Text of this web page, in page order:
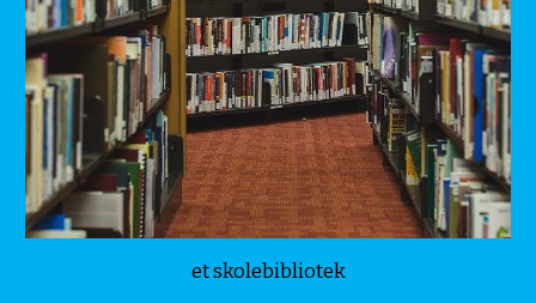
et skolebibliotek